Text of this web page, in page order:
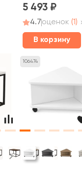
5 493
4.7оценок (1)
В корзину
106474